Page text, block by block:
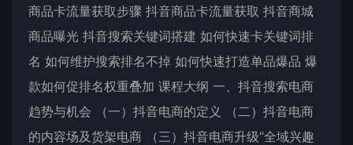
商品卡流量获取步骤 抖音商品卡流量获取 抖音商城
商品曝光 抖音搜索关键词搭建 如何快速卡关键词排
名 如何维护搜索排名不掉 如何快速打造单品爆品 爆
款如何促排名权重叠加 课程大纲 一、抖音搜索电商
趋势与机会 （一）抖音电商的定义 （二）抖音电商
的内容场及货架电商 （三）抖音电商升级“全域兴趣